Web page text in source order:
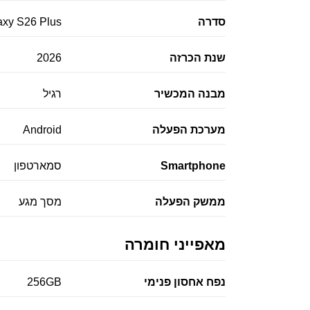
סדרה S26 Plus
שנת הכרזה 2026
מבנה המכשיר רגיל
מערכת הפעלה Android
Smartphone סמארטפון
ממשק הפעלה מסך מגע
מאפייני חומרה
נפח אחסון פנימי 256GB